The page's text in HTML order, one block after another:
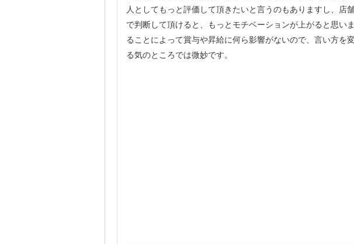
人としてもっと評価して頂きたいと言うのもありますし、店
で判断して頂けると、もっとモチベーションが上がると思い
ることによって賞与や昇給に何ら影響がないので、言い方を
る気のところでは微妙です。